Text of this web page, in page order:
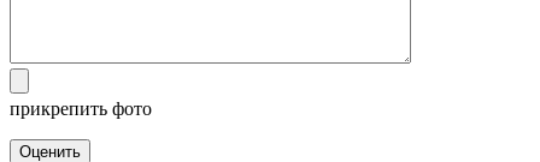
прикрепить фото
Оценить